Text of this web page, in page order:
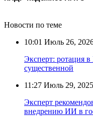
Новости по теме
10:01 Июль 26,
Эксперт: ротация в
существенной
11:27 Июль 29, 2025
Эксперт
внедрению ИИ в